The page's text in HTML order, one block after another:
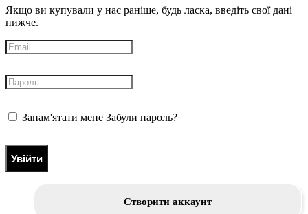
Якщо ви купували у нас раніше, будь ласка, введіть свої дані
нижче.
Запам'ятати мене Забули пароль?
Увійти
Створити аккаунт